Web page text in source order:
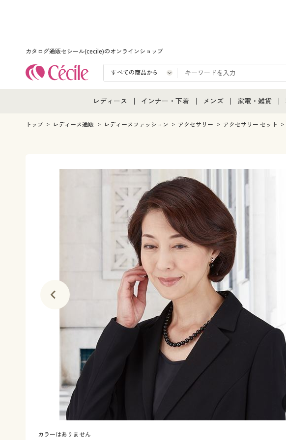
カタログ通販セシール(cecile)のオンラインショップ
レディース
レディース通販すべて
女性下着
インナー・下着
インナー・下着通販すべて
メンズ下着
ジュニア・ティーンズ下着
メンズ
メンズ通販すべて
メンズ下着
家電・雑貨
家電・雑貨す
キッチン・雑貨
トップ レディース通販 レディースファッション アクセサリー アクセサリー セット
カラーはありません